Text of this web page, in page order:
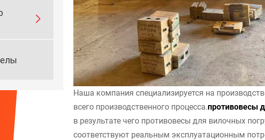

Наша компания специализируется на
всего производственного процесса.противовесы
в результате чего противовесы для вилочных
соответствуют реальным эксплуатационным